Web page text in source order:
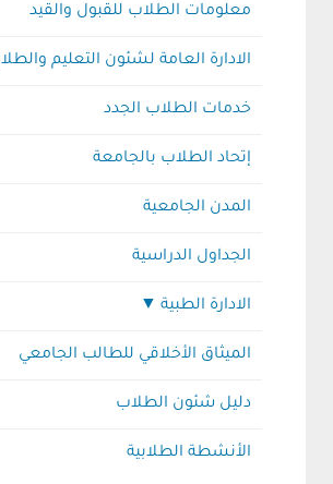
معلومات الطلاب للقبول والقيد
الادارة العامة لشئون التعليم
خدمات الطلاب الجدد
إتحاد الطلاب بالجامعة
المدن الجامعية
الجداول الدراسية
الادارة الطبية
مواعيد الكشف الطبي
موعد الكشف الطبى على الطلاب
الميثاق الأخلاقي للطالب الجامعي
دليل شئون الطلاب
الأنشطة الطلابية